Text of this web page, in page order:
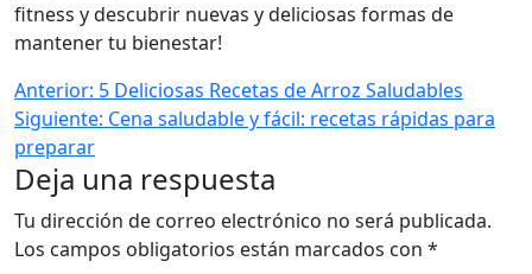
fitness y descubrir nuevas y deliciosas formas de
mantener tu bienestar!
Anterior: 5 Deliciosas Recetas de Arroz Saludables
Siguiente: Cena saludable y fácil: recetas rápidas para
preparar
Deja una respuesta
Tu dirección de correo electrónico no será publicada.
Los campos obligatorios están marcados con *